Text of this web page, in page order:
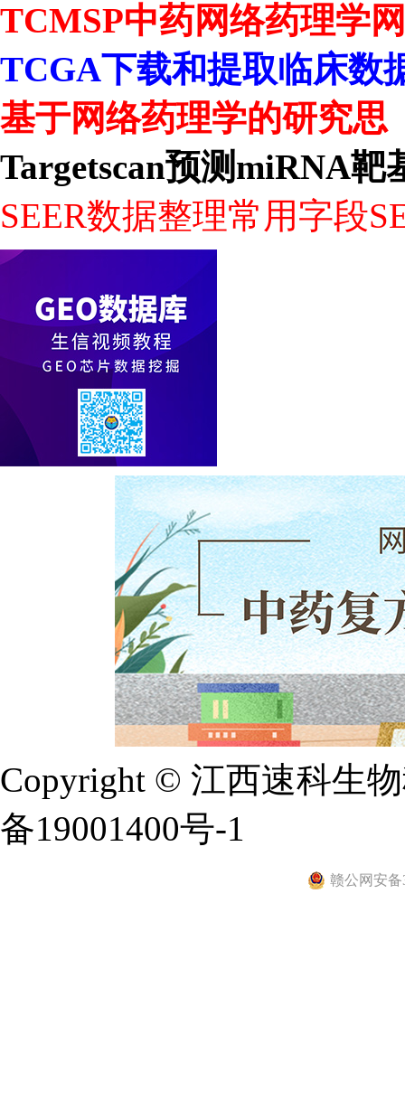
TCMSP中药网络药理学
TCGA下载和提取临床数
基于网络药理学的研究思
Targetscan预测miRNA靶
SEER数据整理常用字段
Copyright © 江西速科生
备19001400号-1
赣公网安备